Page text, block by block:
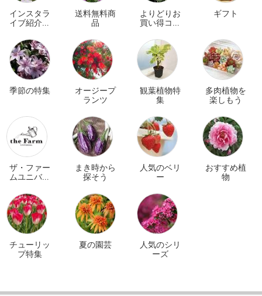
インスタラ
イブ紹介商
送料無料商
品
よりどりお
買い得コー
ギフト
季節の特集
オージープ
ランツ
観葉植物特
集
多肉植物を
楽しもう
ザ・ファー
ムユニバー
イン
まき時から
探そう
人気のベリ
ー
おすすめ植
物
チューリッ
プ特集
夏の園芸
人気のシリ
ーズ